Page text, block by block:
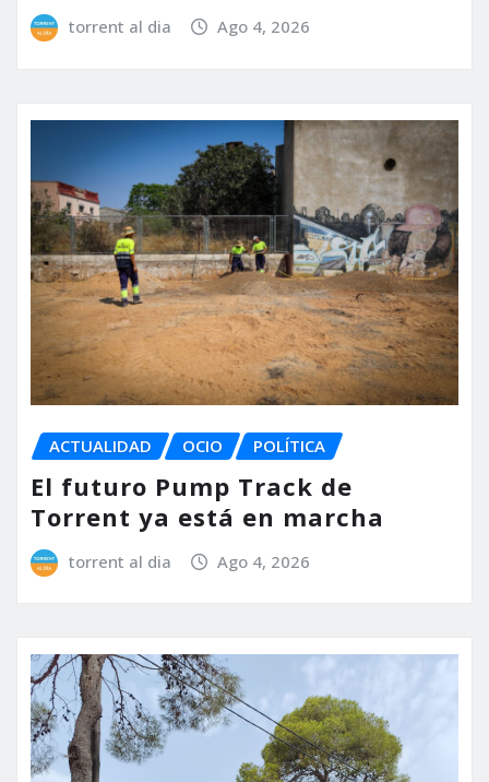
torrent al dia Ago 4, 2026
ACTUALIDAD OCIO POLÍTICA
El futuro Pump Track de
Torrent ya está en marcha
torrent al dia Ago 4, 2026